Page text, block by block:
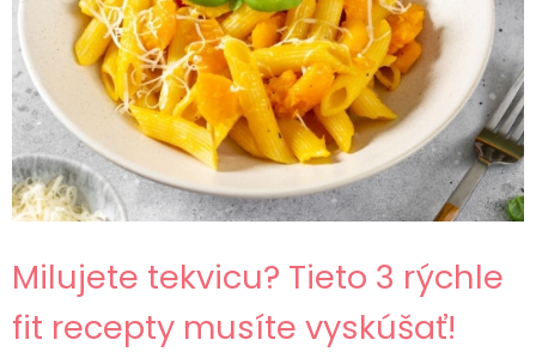
Milujete tekvicu? Tieto 3 rýchle
fit recepty musíte vyskúšať!